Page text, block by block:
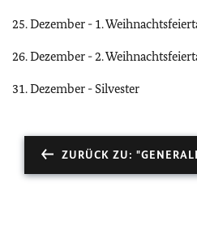
25. Dezember - 1.
26. Dezember - 2.
31. Dezember - Silvester
ZURÜCK ZU: